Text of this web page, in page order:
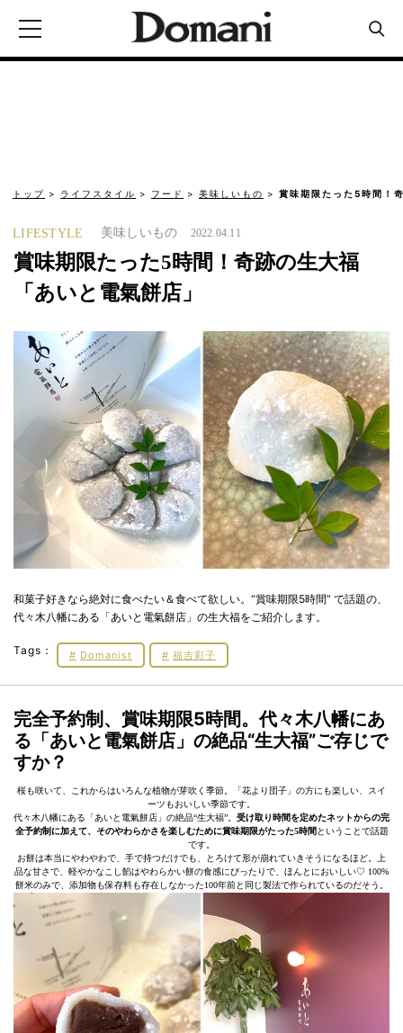
トップ ライフスタイル フード 美味しいもの 賞味期限たった5時間！
LIFESTYLE 美味しいもの 2022.04.11
賞味期限たった5時間！奇跡の生大福
「あいと電氣餅店」
和菓子好きなら絶対に食べたい＆食べて欲しい。“賞味期限5時間” で話題の、
代々木八幡にある「あいと電氣餅店」の生大福をご紹介します。
Tags： Domanist 福吉彩子
完全予約制、賞味期限5時間。代々木八幡にあ
る「あいと電氣餅店」の絶品“生大福”ご存じで
すか？
桜も咲いて、これからはいろんな植物が芽吹く季節。「花より団子」の方にも楽しい、スイ
ーツもおいしい季節です。
代々木八幡にある「あいと電氣餅店」の絶品“生大福”。 受け取り時間を定めたネットからの完
全予約制に加えて、そのやわらかさを楽しむために賞味期限がたった5時間 ということで話題
です。
お餅は本当にやわやわで、手で持つだけでも、とろけて形が崩れていきそうになるほど。上
品な甘さで、軽やかなこし餡はやわらかい餅の食感にぴったりで、ほんとにおいしい♡ 100%
餅米のみで、添加物も保存料も存在しなかった100年前と同じ製法で作られているのだそう。